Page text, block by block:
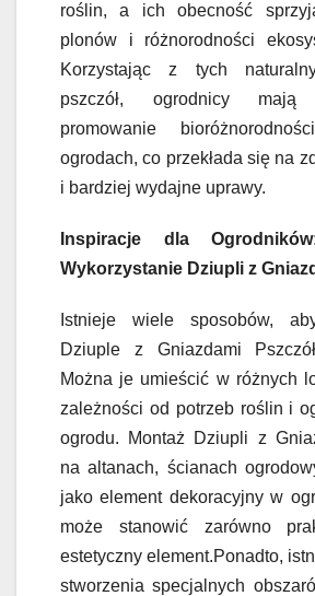
roślin, a ich obecność
plonów i różnorodności
Korzystając z tych
pszczół, ogrodnicy
promowanie
ogrodach, co przekłada się na
i bardziej wydajne uprawy.
Inspiracje dla
Wykorzystanie Dziupli z
Istnieje wiele sposobów,
Dziuple z Gniazdami
Można je umieścić w różnych
zależności od potrzeb roślin i
ogrodu. Montaż Dziupli z
na altanach, ścianach
jako element dekoracyjny w
może stanowić zarówno
estetyczny element.Ponadto,
stworzenia specjalnych